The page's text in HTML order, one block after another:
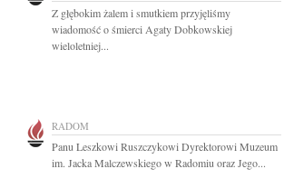
Z głębokim żalem i smutkiem przyjęliśmy
wiadomość o śmierci Agaty Dobkowskiej
wieloletniej...
RADOM
Panu Leszkowi Ruszczykowi Dyrektorowi Muzeum
im. Jacka Malczewskiego w Radomiu oraz Jego...